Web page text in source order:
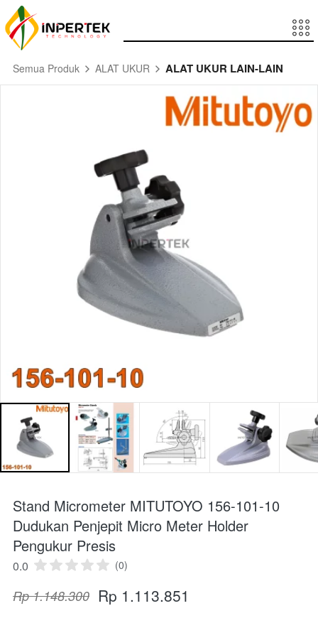
Semua Produk ALAT UKUR ALAT UKUR LAIN-LAIN
Stand Micrometer MITUTOYO 156-101-10
Dudukan Penjepit Micro Meter Holder
Pengukur Presis
0.0 (0)
Rp 1.148.300 Rp 1.113.851